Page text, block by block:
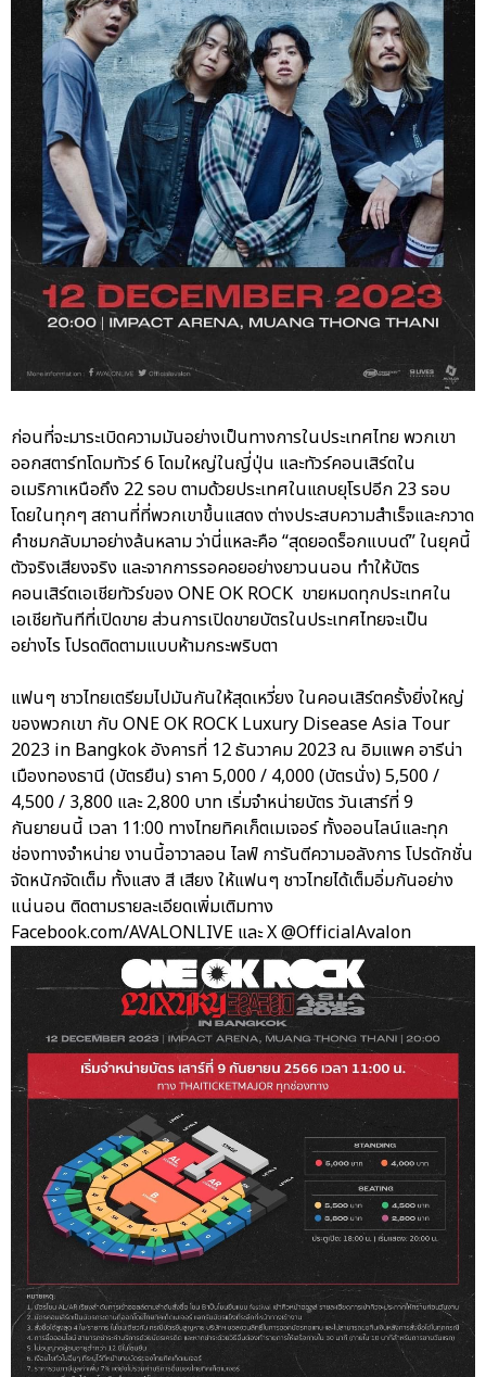
ก่อนที่จะมาระเบิดความมันอย่างเป็นทางการในประเทศไทย พวกเขา
ออกสตาร์ทโดมทัวร์ 6 โดมใหญ่ในญี่ปุ่น และทัวร์คอนเสิร์ตใน
อเมริกาเหนือถึง 22 รอบ ตามด้วยประเทศในแถบยุโรปอีก 23 รอบ
โดยในทุกๆ สถานที่ที่พวกเขาขึ้นแสดง ต่างประสบความสำเร็จและกวาด
คำชมกลับมาอย่างล้นหลาม ว่านี่แหละคือ “สุดยอดร็อกแบนด์” ในยุคนี้
ตัวจริงเสียงจริง และจากการรอคอยอย่างยาวนนอน ทำให้บัตร
คอนเสิร์ตเอเชียทัวร์ของ ONE OK ROCK ขายหมดทุกประเทศใน
เอเชียทันทีที่เปิดขาย ส่วนการเปิดขายบัตรในประเทศไทยจะเป็น
อย่างไร โปรดติดตามแบบห้ามกระพริบตา
แฟนๆ ชาวไทยเตรียมไปมันกันให้สุดเหวี่ยง ในคอนเสิร์ตครั้งยิ่งใหญ่
ของพวกเขา กับ ONE OK ROCK Luxury Disease Asia Tour
2023 in Bangkok อังคารที่ 12 ธันวาคม 2023 ณ อิมแพค อารีน่า
เมืองทองธานี (บัตรยืน) ราคา 5,000 / 4,000 (บัตรนั่ง) 5,500 /
4,500 / 3,800 และ 2,800 บาท เริ่มจำหน่ายบัตร วันเสาร์ที่ 9
กันยายนนี้ เวลา 11:00 ทางไทยทิคเก็ตเมเจอร์ ทั้งออนไลน์และทุก
ช่องทางจำหน่าย งานนี้อาวาลอน ไลฟ์ การันตีความอลังการ โปรดักชั่น
จัดหนักจัดเต็ม ทั้งแสง สี เสียง ให้แฟนๆ ชาวไทยได้เต็มอิ่มกันอย่าง
แน่นอน ติดตามรายละเอียดเพิ่มเติมทาง
Facebook.com/AVALONLIVE และ X @OfficialAvalon